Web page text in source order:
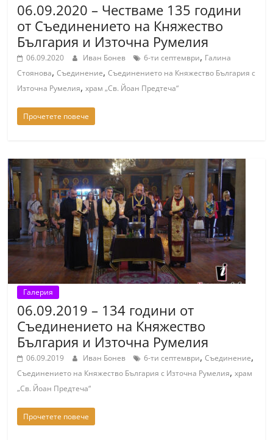
06.09.2020 – Честваме 135 години
от Съединението на Княжество
България и Източна Румелия
06.09.2020 Иван Бонев 6-ти септември, Галина
Стоянова,Съединение,Съединението на Княжество България с
Източна Румелия,храм „Св. Йоан Предтеча“
Прочетете повече
Галерия
06.09.2019 – 134 години от
Съединението на Княжество
България и Източна Румелия
06.09.2019 Иван Бонев 6-ти септември,Съединение,
Съединението на Княжество България с Източна Румелия,храм
„Св. Йоан Предтеча“
Прочетете повече